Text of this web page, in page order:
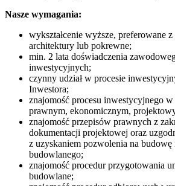
Nasze wymagania:
wykształcenie wyższe, preferowane
architektury lub pokrewne;
min. 2 lata doświadczenia
inwestycyjnych;
czynny udział w procesie
Inwestora;
znajomość procesu inwestycyjnego
prawnym, ekonomicznym,
znajomość przepisów prawnych z
dokumentacji projektowej oraz
z uzyskaniem pozwolenia na budowę
budowlanego;
znajomość procedur przygotowania
budowlane;